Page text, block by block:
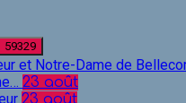
23 août
23 août